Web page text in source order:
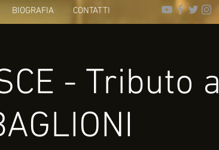
BIOGRAFIA CONTATTI
- Tributo a